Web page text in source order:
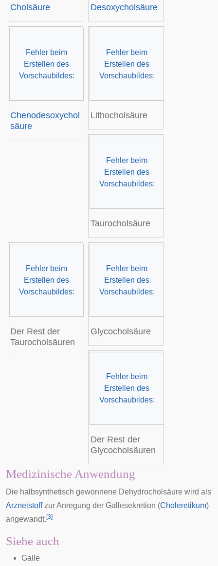
Cholsäure Desoxycholsäure
Fehler beim
Erstellen des
Vorschaubildes:
Chenodesoxychol
säure
Fehler beim
Erstellen des
Vorschaubildes:
Lithocholsäure
Fehler beim
Erstellen des
Vorschaubildes:
Taurocholsäure
Fehler beim
Erstellen des
Vorschaubildes:
Der Rest der
Taurocholsäuren
Fehler beim
Erstellen des
Vorschaubildes:
Glycocholsäure
Fehler beim
Erstellen des
Vorschaubildes:
Der Rest der
Glycocholsäuren
Medizinische Anwendung
Die halbsynthetisch gewonnene Dehydrocholsäure wird als
Arzneistoffzur Anregung der Gallesekretion (Choleretikum)
angewandt. [3]
Siehe auch
Galle